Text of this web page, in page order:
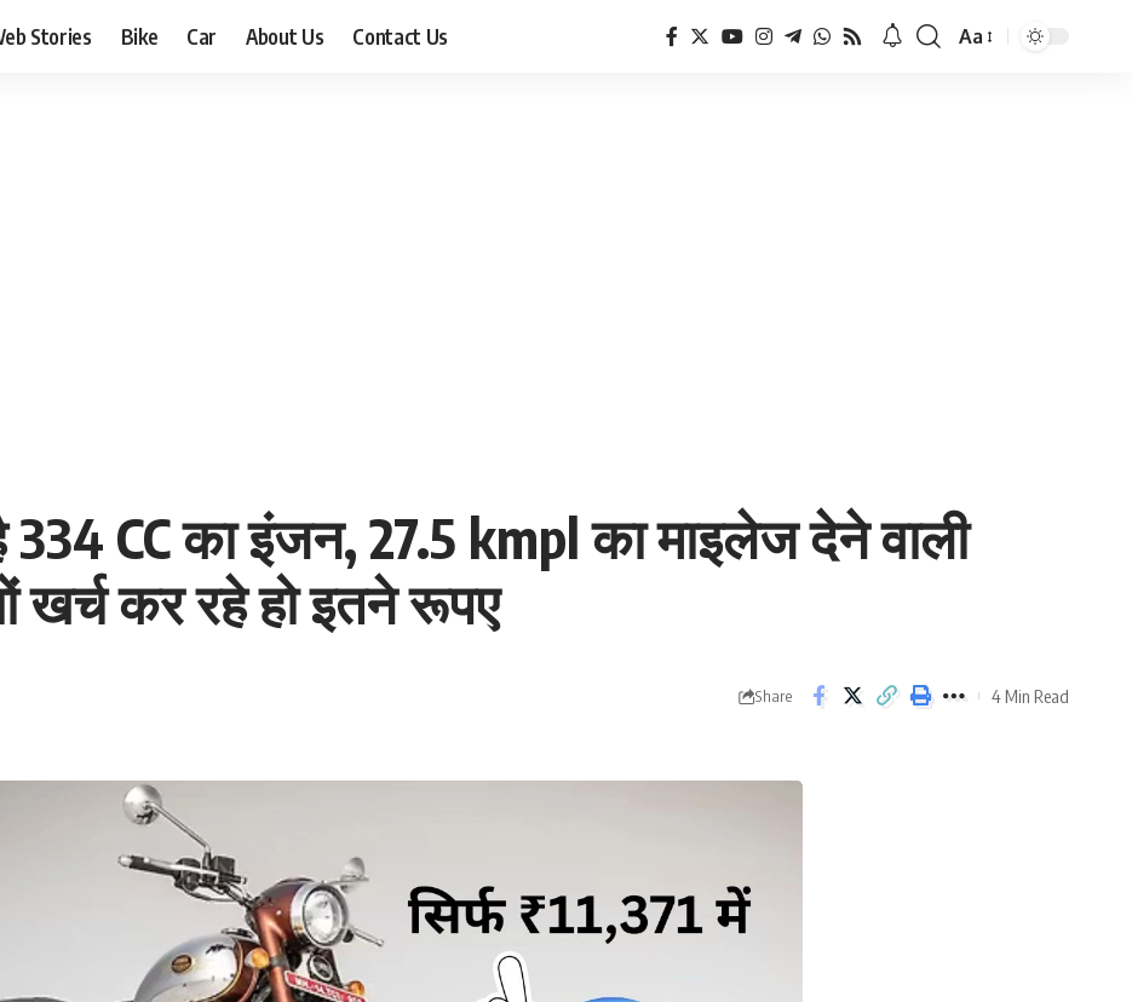
Stories Bike Car About Us Contact Us
Font
Aa
334 CC का इंजन, 27.5 kmpl का माइलेज देने वाली
खर्च कर रहे हो इतने रूपए
Share 4 Min Read